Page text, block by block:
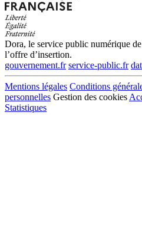
Dora, le service public numérique
l’offre d’insertion.
gouvernement.fr service-public.fr
Mentions légales Conditions
personnelles Gestion des cookies
Statistiques